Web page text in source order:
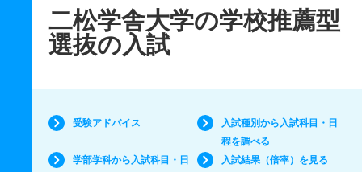
二松学舎大学の学校推薦型
選抜の入試
受験アドバイス
入試種別から入試科目・日
程を調べる
学部学科から入試科目・日
入試結果（倍率）を見る